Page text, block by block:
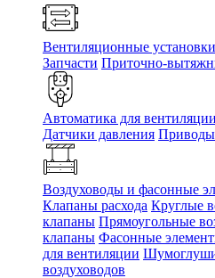
Вентиляционные установки
Запчасти Приточно-
Автоматика для вентиляции
Датчики давления Приводы
Воздуховоды и фасонные
Клапаны расхода Круглые
клапаны Прямоугольные
клапаны Фасонные
для вентиляции
воздуховодов